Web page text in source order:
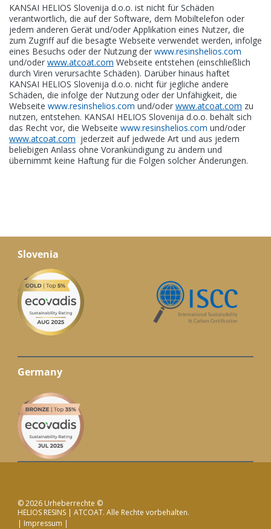
KANSAI HELIOS Slovenija d.o.o. ist nicht für Schäden
verantwortlich, die auf der Software, dem Mobiltelefon oder
jedem anderen Gerät und/oder Applikation eines Nutzer, die
zum Zugriff auf die besagte Webseite verwendet werden, infolge
eines Besuchs oder der Nutzung der www.resinshelios.com
und/oder www.atcoat.com Webseite entstehen (einschließlich
durch Viren verursachte Schäden). Darüber hinaus haftet
KANSAI HELIOS Slovenija d.o.o. nicht für jegliche andere
Schäden, die infolge der Nutzung oder der Unfähigkeit, die
Webseite www.resinshelios.com und/oder www.atcoat.com zu
nutzen, entstehen. KANSAI HELIOS Slovenija d.o.o. behält sich
das Recht vor, die Webseite www.resinshelios.com und/oder
www.atcoat.com jederzeit auf jedwede Art und aus jedem
beliebigen Anlass ohne Vorankündigung zu ändern und
übernimmt keine Haftung für die Folgen solcher Änderungen.
Slovenia
Germany
© 2026 Urheberrechte ©
HELIOS RESINS | ATCOAT. Alle Rechte vorbehalten.
Impressum